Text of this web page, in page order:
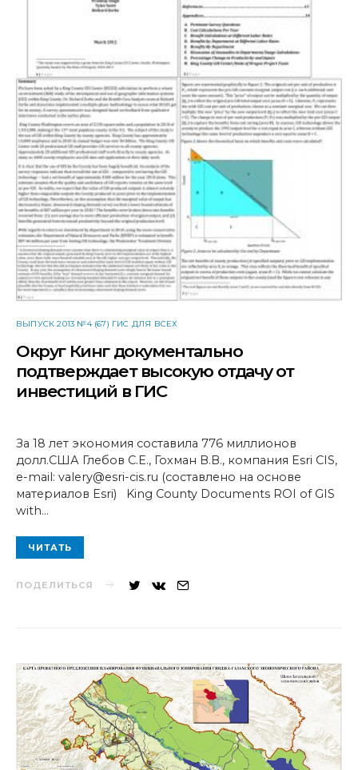
ВЫПУСК 2013 №4 (67) ГИС ДЛЯ ВСЕХ
Округ Кинг документально
подтверждает высокую отдачу от
инвестиций в ГИС
За 18 лет экономия составила 776 миллионов
долл.США Глебов С.Е., Гохман В.В., компания Esri CIS,
e-mail: valery@esri-cis.ru (составлено на основе
материалов Esri) King County Documents ROI of GIS
with…
ЧИТАТЬ
ПОДЕЛИТЬСЯ